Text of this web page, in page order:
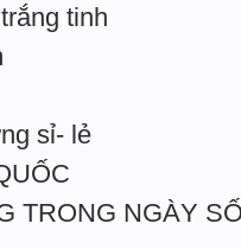
tinh
sỉ- lẻ
TRONG NGÀY